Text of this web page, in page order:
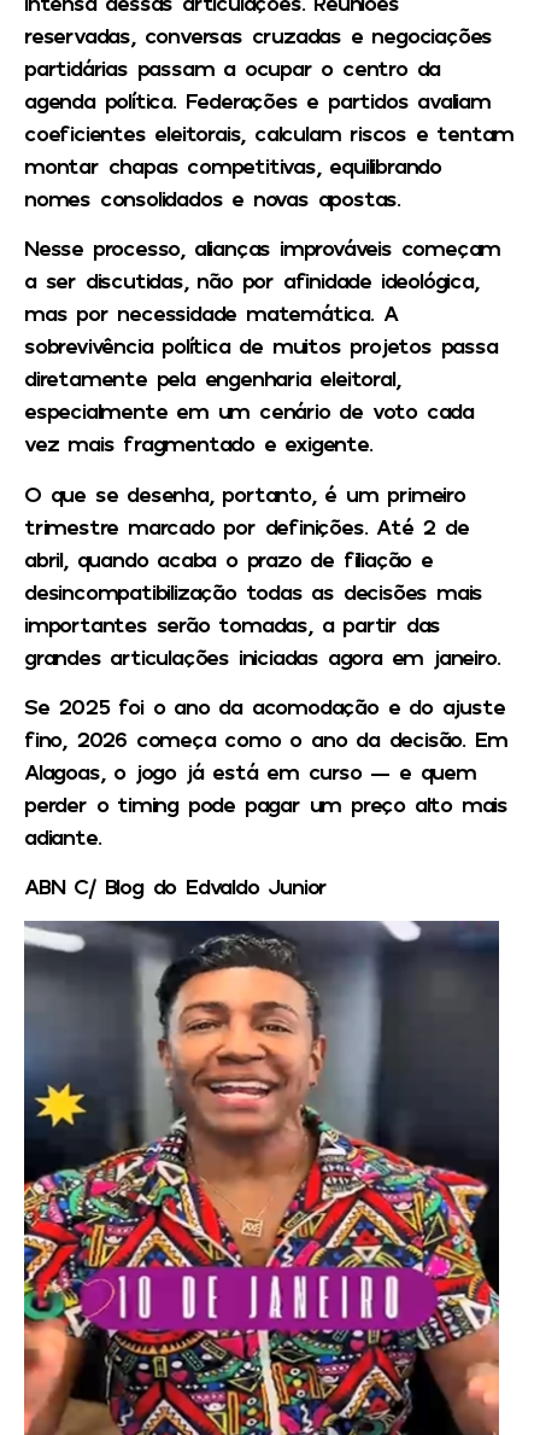
reservadas, conversas cruzadas e negociações
partidárias passam a ocupar o centro da
agenda política. Federações e partidos avaliam
coeficientes eleitorais, calculam riscos e tentam
montar chapas competitivas, equilibrando
nomes consolidados e novas apostas.
Nesse processo, alianças improváveis começam
a ser discutidas, não por afinidade ideológica,
mas por necessidade matemática. A
sobrevivência política de muitos projetos passa
diretamente pela engenharia eleitoral,
especialmente em um cenário de voto cada
vez mais fragmentado e exigente.
O que se desenha, portanto, é um primeiro
trimestre marcado por definições. Até 2 de
abril, quando acaba o prazo de filiação e
desincompatibilização todas as decisões mais
importantes serão tomadas, a partir das
grandes articulações iniciadas agora em janeiro.
Se 2025 foi o ano da acomodação e do ajuste
fino, 2026 começa como o ano da decisão. Em
Alagoas, o jogo já está em curso — e quem
perder o timing pode pagar um preço alto mais
adiante.
ABN C/ Blog do Edvaldo Junior